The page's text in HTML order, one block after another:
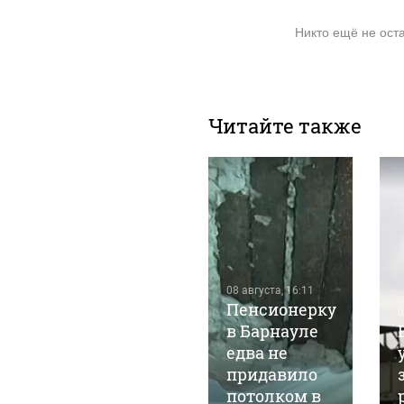
Никто ещё не
Читайте также
08 августа, 16:11
Пенсионерку
в Барнауле
едва не
придавило
потолком в